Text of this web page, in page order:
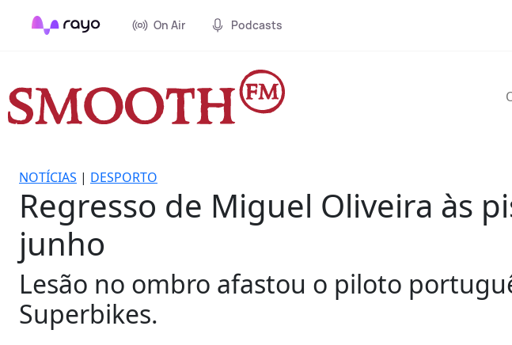
On Air Podcasts
NOTÍCIAS | DESPORTO
Regresso de Miguel Oliveira às
junho
Lesão no ombro afastou o piloto
Superbikes.